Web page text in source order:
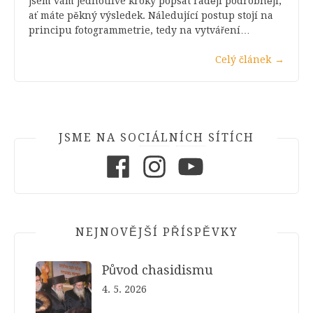
ať máte pěkný výsledek. Náledující postup stojí na
principu fotogrammetrie, tedy na vytváření…
Celý článek →
JSME NA SOCIÁLNÍCH SÍTÍCH
NEJNOVĚJŠÍ PŘÍSPĚVKY
Původ chasidismu
4. 5. 2026